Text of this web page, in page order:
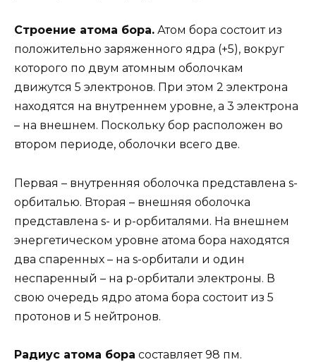
Строение атома бора. Атом бора состоит из
положительно заряженного ядра (+5), вокруг
которого по двум атомным оболочкам
движутся 5 электронов. При этом 2 электрона
находятся на внутреннем уровне, а 3 электрона
– на внешнем. Поскольку бор расположен во
втором периоде, оболочки всего две.
Первая – внутренняя оболочка представлена s-
орбиталью. Вторая – внешняя оболочка
представлена s- и р-орбиталями. На внешнем
энергетическом уровне атома бора находятся
два спаренных – на s-орбитали и один
неспаренный – на p-орбитали электроны. В
свою очередь ядро атома бора состоит из 5
протонов и 5 нейтронов.
Радиус атома бора составляет 98 пм.